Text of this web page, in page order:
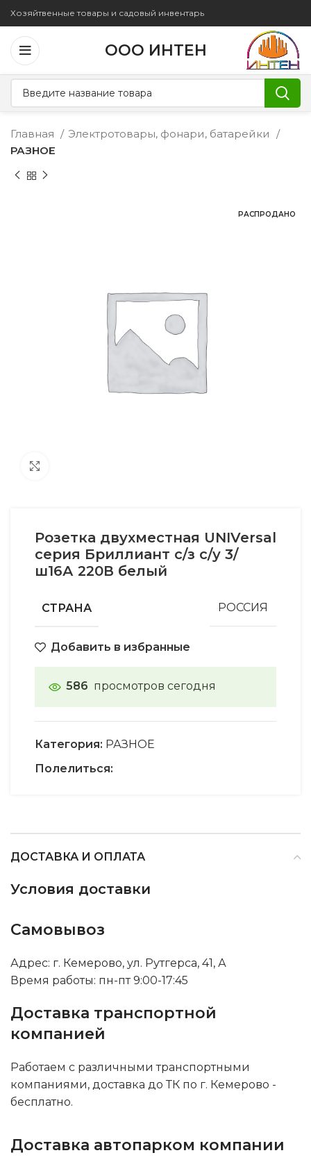
Хозяйтвенные товары и садовый инвентарь
ООО ИНТЕН
Главная
Электротовары, фонари, батарейки
РАЗНОЕ
РАСПРОДАНО
Розетка двухместная UNIVersal
серия Бриллиант с/з с/у 3/
ш16А 220В белый
СТРАНА РОССИЯ
Добавить в избранные
586 просмотров сегодня
Категория: РАЗНОЕ
Полелиться:
ДОСТАВКА И ОПЛАТА
Условия доставки
Самовывоз
Адрес: г. Кемерово, ул. Рутгерса, 41, А
Время работы: пн-пт 9:00-17:45
Доставка транспортной
компанией
Работаем с различными транспортными
компаниями, доставка до ТК по г. Кемерово -
бесплатно.
Доставка автопарком компании